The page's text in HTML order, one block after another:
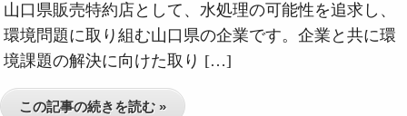
山口県販売特約店として、水処理の可能性を追求し、
環境問題に取り組む山口県の企業です。企業と共に環
境課題の解決に向けた取り […]
この記事の続きを読む »